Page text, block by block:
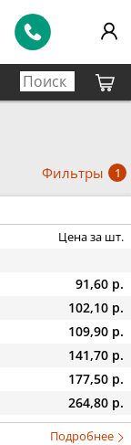
Фильтры 1
Цена за шт.
91,60 р.
102,10 р.
109,90 р.
141,70 р.
177,50 р.
264,80 р.
Подробнее